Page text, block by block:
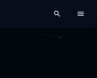
search menu